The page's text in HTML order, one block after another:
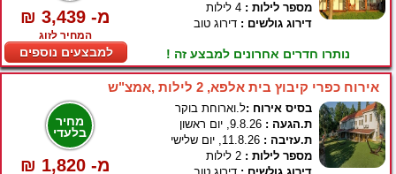
₪ 3,439 -מ
המחיר לזוג
למבצעים נוספים
מספר לילות :
דירוג גולשים : דירוג טוב
נותרו חדרים אחרונים למבצע זה !
אירוח כפרי קיבוץ בית אלפא, 2 לילות ,אמצ"ש
מחיר
בלעדי
₪ 1,820 -מ
בסיס אירוח :ל.וארוחת בוקר
ת.הגעה :
ת.עזיבה :
מספר לילות :